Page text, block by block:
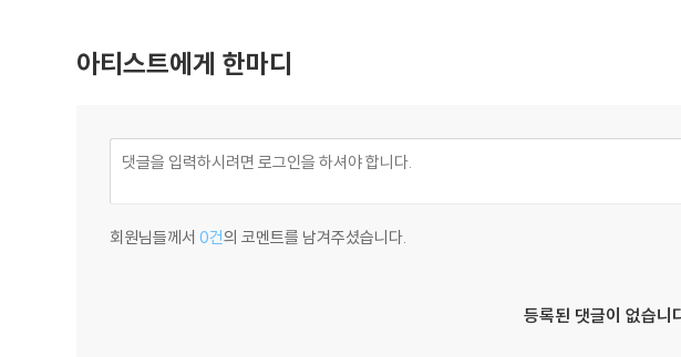
아티스트에게 한마디
회원님들께서 0건의 코멘트를 남겨주셨습니다.
등록된 댓글이 없습니